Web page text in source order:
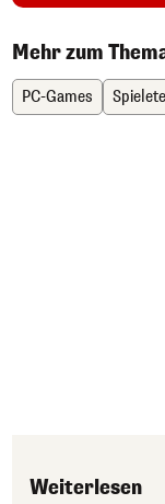
Mehr zum
PC-Games
Weiterlesen